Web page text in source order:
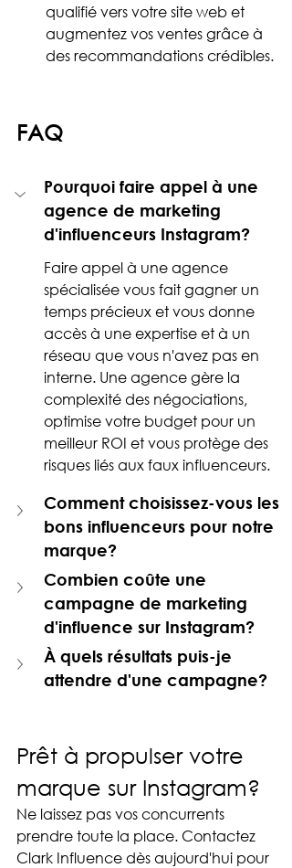
qualifié vers votre site web et
augmentez vos ventes grâce à
des recommandations crédibles.
FAQ
Pourquoi faire appel à une
agence de marketing
d'influenceurs Instagram?
Faire appel à une agence
spécialisée vous fait gagner un
temps précieux et vous donne
accès à une expertise et à un
réseau que vous n'avez pas en
interne. Une agence gère la
complexité des négociations,
optimise votre budget pour un
meilleur ROI et vous protège des
risques liés aux faux influenceurs.
Comment choisissez-vous les
bons influenceurs pour notre
marque?
Combien coûte une
campagne de marketing
d'influence sur Instagram?
À quels résultats puis-je
attendre d'une campagne?
Prêt à propulser votre
marque sur Instagram?
Ne laissez pas vos concurrents
prendre toute la place. Contactez
Clark Influence dès aujourd'hui pour